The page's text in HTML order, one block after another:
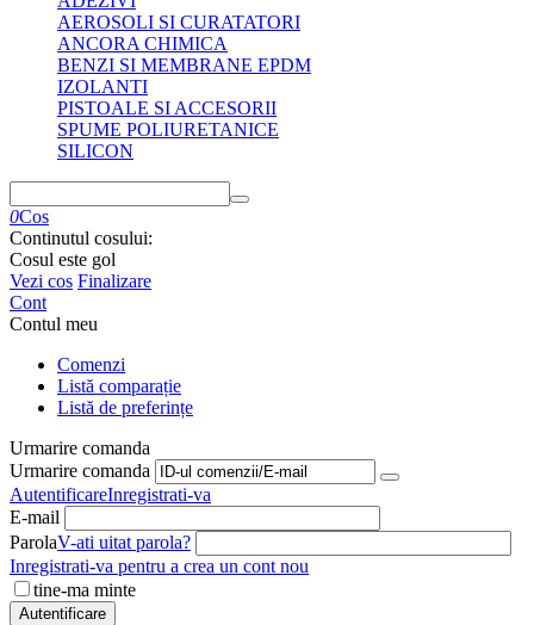
AEROSOLI SI CURATATORI
ANCORA CHIMICA
BENZI SI MEMBRANE EPDM
IZOLANTI
PISTOALE SI ACCESORII
SPUME POLIURETANICE
SILICON
0Cos
Continutul cosului:
Cosul este gol
Vezi cos Finalizare
Cont
Contul meu
Comenzi
Listă comparație
Listă de preferințe
Urmarire comanda
Urmarire comanda
AutentificareInregistrati-va
E-mail
ParolaV-ati uitat parola?
Inregistrati-va pentru a crea un cont nou
tine-ma minte
Autentificare